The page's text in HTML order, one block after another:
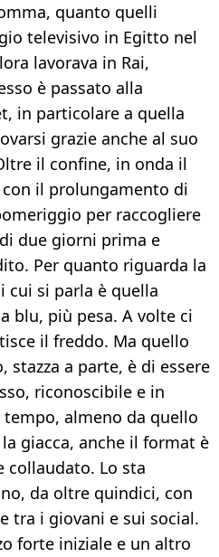
quanto quelli
televisivo in Egitto nel
lavorava in Rai,
è passato alla
in particolare a quella
grazie anche al suo
il confine, in onda il
il prolungamento di
per raccogliere
due giorni prima e
Per quanto riguarda la
cui si parla è quella
blu, più pesa. A volte ci
il freddo. Ma quello
stazza a parte, è di essere
riconoscibile e in
almeno da quello
giacca, anche il format è
collaudato. Lo sta
da oltre quindici, con
tra i giovani e sui social.
forte iniziale e un altro